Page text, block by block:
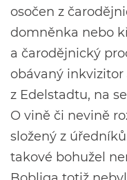
osočen z
domněnka nebo
a čarodějnický
obávaný
z Edelstadtu, na
O vině či nevině
složený z
takové bohužel